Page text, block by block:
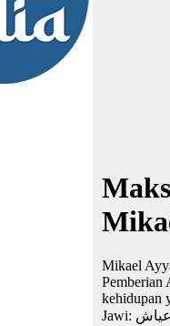
Mikael
Pemberian
kehidupan
Jawi: عياش